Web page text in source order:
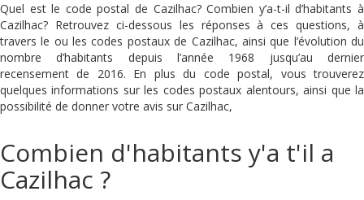
Quel est le code postal de Cazilhac? Combien y’a-t-il d’habitants à
Cazilhac? Retrouvez ci-dessous les réponses à ces questions, à
travers le ou les codes postaux de Cazilhac, ainsi que l’évolution du
nombre d’habitants depuis l’année 1968 jusqu’au dernier
recensement de 2016. En plus du code postal, vous trouverez
quelques informations sur les codes postaux alentours, ainsi que la
possibilité de donner votre avis sur Cazilhac,
Combien d'habitants y'a t'il a
Cazilhac ?